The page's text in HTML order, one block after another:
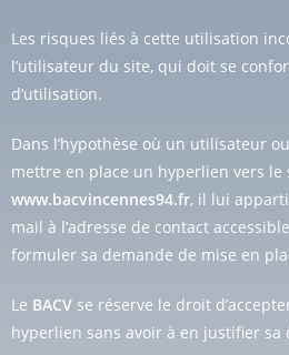
Les risques liés à cette utilisation
l’utilisateur du site, qui doit se
d’utilisation.
Dans l’hypothèse où un utilisateur
mettre en place un hyperlien vers le
www.bacvincennes94.fr, il lui
mail à l’adresse de contact
formuler sa demande de mise en
Le BACV se réserve le droit
hyperlien sans avoir à en justifier sa